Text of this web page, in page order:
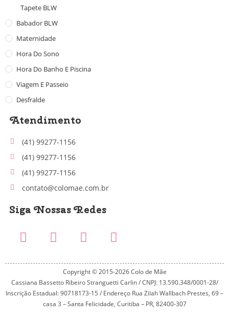
Tapete BLW
Babador BLW
Maternidade
Hora Do Sono
Hora Do Banho E Piscina
Viagem E Passeio
Desfralde
Atendimento
(41) 99277-1156
(41) 99277-1156
(41) 99277-1156
contato@colomae.com.br
Siga Nossas Redes
Copyright © 2015-2026 Colo de Mãe
Cassiana Bassetto Ribeiro Stranguetti Carlin / CNPJ: 13.590.348/0001-28/
Inscrição Estadual: 90718173-15 / Endereço Rua Zilah Wallbach Prestes, 69 –
casa 3 – Santa Felicidade, Curitiba – PR, 82400-307